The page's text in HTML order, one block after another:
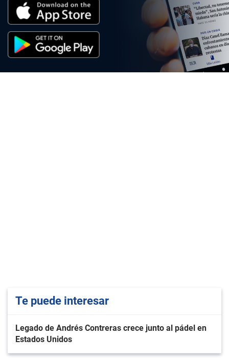
Te puede interesar
Legado de Andrés Contreras crece junto al pádel en
Estados Unidos